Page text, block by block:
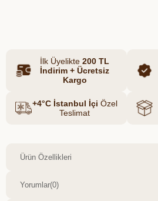
vitamini ve sakız ağacı reçinesi ile
yapılandırıcı bir bakım sunar. Düzenli
kullanımda daha güçlü, daha sağlıklı ve
doğal şekilde gürleşmiş kirpik-kaş
görünümü sağlar.
İlk Üyelikte 200 TL
İndirim + Ücretsiz
Kargo
+4°C İstanbul İçi Özel
Teslimat
Ürün Özellikleri
Yorumlar(0)